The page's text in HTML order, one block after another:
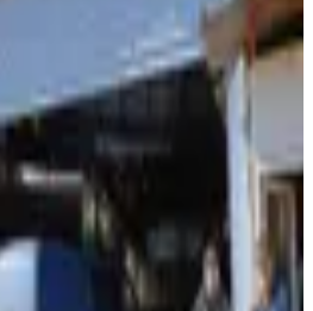
Doğalgaz, Kanalizasyon +2·46.934/m²
Sermet Yakışır